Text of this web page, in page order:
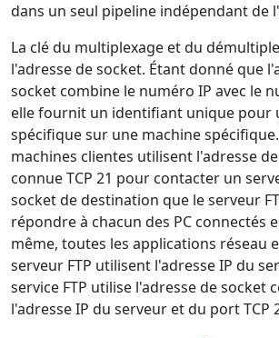
dans un seul pipeline indépendant de
La clé du multiplexage et du
l'adresse de socket. Étant donné que
socket combine le numéro IP avec le
elle fournit un identifiant unique pour
spécifique sur une machine
machines clientes utilisent l'adresse
connue TCP 21 pour contacter un
socket de destination que le serveur
répondre à chacun des PC connectés
même, toutes les applications réseau
serveur FTP utilisent l'adresse IP du
service FTP utilise l'adresse de socket
l'adresse IP du serveur et du port TCP